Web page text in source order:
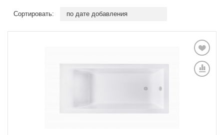
Сортировать: по дате добавления